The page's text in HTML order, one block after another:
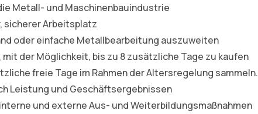
Metall- und Maschinenbauindustrie
sicherer Arbeitsplatz
oder einfache Metallbearbeitung auszuweiten
der Möglichkeit, bis zu 8 zusätzliche Tage zu kaufen
freie Tage im Rahmen der Altersregelung sammeln.
Leistung und Geschäftsergebnissen
und externe Aus- und Weiterbildungsmaßnahmen